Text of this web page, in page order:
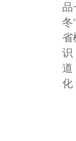
冬
省
识
道
化